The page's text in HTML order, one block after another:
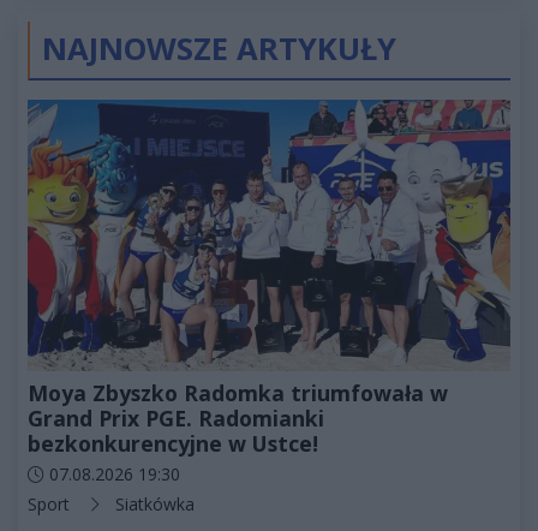
NAJNOWSZE ARTYKUŁY
Moya Zbyszko Radomka triumfowała w
Grand Prix PGE. Radomianki
bezkonkurencyjne w Ustce!
Data dodania artykułu:
07.08.2026 19:30
Kategorie artykułu:
Sport Siatkówka